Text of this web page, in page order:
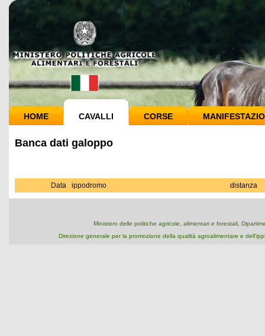
HOME CAVALLI CORSE
Banca dati galoppo
Data ippodromo distanza
Ministero delle politiche agricole, alimentari e forestali,
Direzione generale per la promozione della qualità agroalimentare e